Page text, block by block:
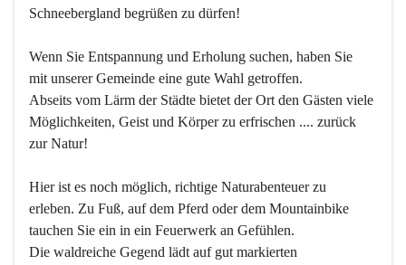
Schneebergland begrüßen zu dürfen!
Wenn Sie Entspannung und Erholung suchen, haben Sie
mit unserer Gemeinde eine gute Wahl getroffen.
Abseits vom Lärm der Städte bietet der Ort den Gästen viele
Möglichkeiten, Geist und Körper zu erfrischen .... zurück
zur Natur!
Hier ist es noch möglich, richtige Naturabenteuer zu
erleben. Zu Fuß, auf dem Pferd oder dem Mountainbike
tauchen Sie ein in ein Feuerwerk an Gefühlen.
Die waldreiche Gegend lädt auf gut markierten